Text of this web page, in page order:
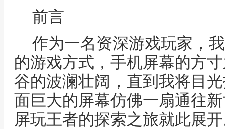
前言
作为一名资深游戏玩家，
的游戏方式，手机屏幕的方
谷的波澜壮阔，直到我将目
面巨大的屏幕仿佛一扇通往
屏玩王者的探索之旅就此展